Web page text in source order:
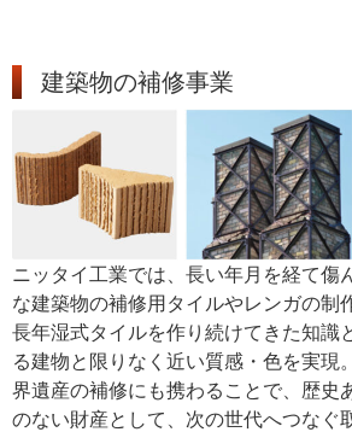
建築物の補修事業
ニッタイ工業では、長い年月を経て傷
な建築物の補修用タイルやレンガの制
長年湿式タイルを作り続けてきた知識
る建物と限りなく近い質感・色を実現
界遺産の補修にも携わることで、歴史
のない財産として、次の世代へつなぐ